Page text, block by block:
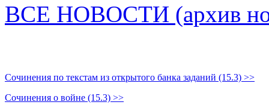
ВСЕ НОВОСТИ (архив
Сочинения по текстам из открытого банка заданий (15.3) >>
Сочинения о войне (15.3) >>